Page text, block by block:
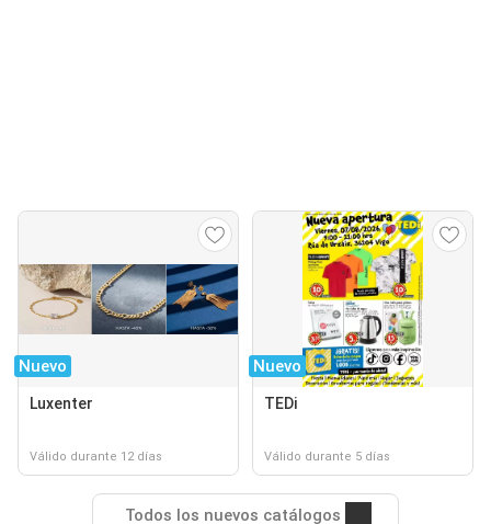
Nuevo
Luxenter
Válido durante 12 días
Nuevo
TEDi
Válido durante 5 días
Todos los nuevos catálogos